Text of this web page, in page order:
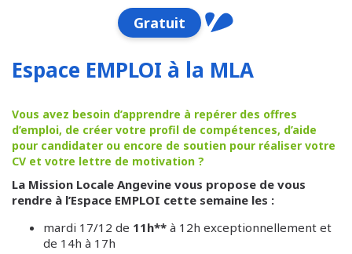
Gratuit
Espace EMPLOI à la MLA
Vous avez besoin d’apprendre à repérer des offres
d’emploi, de créer votre profil de compétences, d’aide
pour candidater ou encore de soutien pour réaliser votre
CV et votre lettre de motivation ?
La Mission Locale Angevine vous propose de vous
rendre à l’Espace EMPLOI cette semaine les :
mardi 17/12 de 11h** à 12h exceptionnellement et
de 14h à 17h